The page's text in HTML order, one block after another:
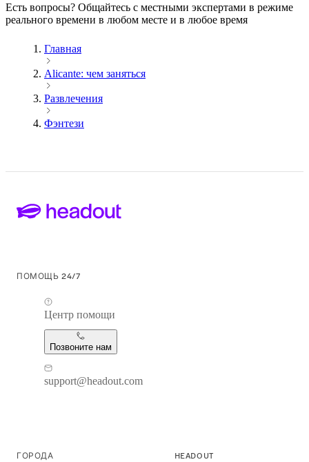
Есть вопросы? Общайтесь с местными экспертами в режиме
реального времени в любом месте и в любое время
Главная
Alicante: чем заняться
Развлечения
Фэнтези
ПОМОЩЬ 24/7
Центр помощи
Позвоните нам
support@headout.com
ГОРОДА HEADOUT